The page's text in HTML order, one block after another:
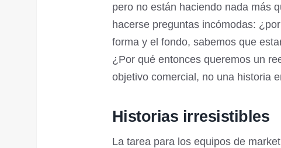
pero no están haciendo nada más
hacerse preguntas incómodas:
forma y el fondo, sabemos que
¿Por qué entonces queremos un
objetivo comercial, no una historia
Historias irresistibles
La tarea para los equipos de